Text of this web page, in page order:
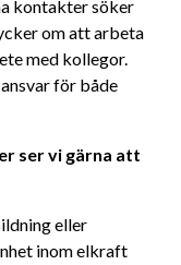
kontakter söker
om att arbeta
med kollegor.
för både
ser vi gärna att
eller
inom elkraft